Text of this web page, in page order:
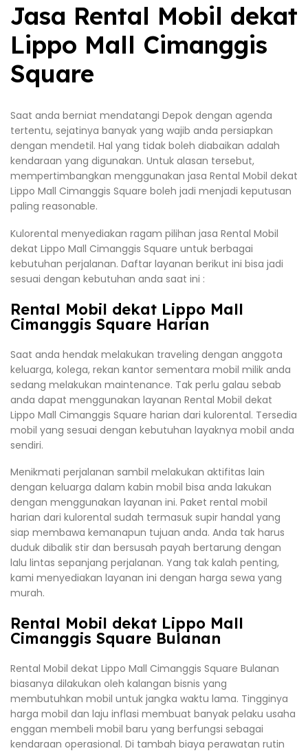
Jasa Rental Mobil dekat
Lippo Mall Cimanggis
Square
Saat anda berniat mendatangi Depok dengan agenda
tertentu, sejatinya banyak yang wajib anda persiapkan
dengan mendetil. Hal yang tidak boleh diabaikan adalah
kendaraan yang digunakan. Untuk alasan tersebut,
mempertimbangkan menggunakan jasa Rental Mobil dekat
Lippo Mall Cimanggis Square boleh jadi menjadi keputusan
paling reasonable.
Kulorental menyediakan ragam pilihan jasa Rental Mobil
dekat Lippo Mall Cimanggis Square untuk berbagai
kebutuhan perjalanan. Daftar layanan berikut ini bisa jadi
sesuai dengan kebutuhan anda saat ini :
Rental Mobil dekat Lippo Mall
Cimanggis Square Harian
Saat anda hendak melakukan traveling dengan anggota
keluarga, kolega, rekan kantor sementara mobil milik anda
sedang melakukan maintenance. Tak perlu galau sebab
anda dapat menggunakan layanan Rental Mobil dekat
Lippo Mall Cimanggis Square harian dari kulorental. Tersedia
mobil yang sesuai dengan kebutuhan layaknya mobil anda
sendiri.
Menikmati perjalanan sambil melakukan aktifitas lain
dengan keluarga dalam kabin mobil bisa anda lakukan
dengan menggunakan layanan ini. Paket rental mobil
harian dari kulorental sudah termasuk supir handal yang
siap membawa kemanapun tujuan anda. Anda tak harus
duduk dibalik stir dan bersusah payah bertarung dengan
lalu lintas sepanjang perjalanan. Yang tak kalah penting,
kami menyediakan layanan ini dengan harga sewa yang
murah.
Rental Mobil dekat Lippo Mall
Cimanggis Square Bulanan
Rental Mobil dekat Lippo Mall Cimanggis Square Bulanan
biasanya dilakukan oleh kalangan bisnis yang
membutuhkan mobil untuk jangka waktu lama. Tingginya
harga mobil dan laju inflasi membuat banyak pelaku usaha
enggan membeli mobil baru yang berfungsi sebagai
kendaraan operasional. Di tambah biaya perawatan rutin